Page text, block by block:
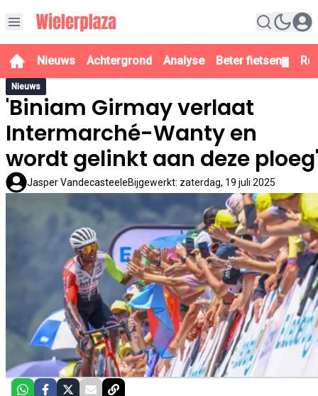
Nieuws Achtergrond Analyse Beter fietsen
Nieuws
'Biniam Girmay verlaat
Intermarché-Wanty en
wordt gelinkt aan deze ploeg'
Jasper VandecasteeleBijgewerkt: zaterdag, 19 juli 2025